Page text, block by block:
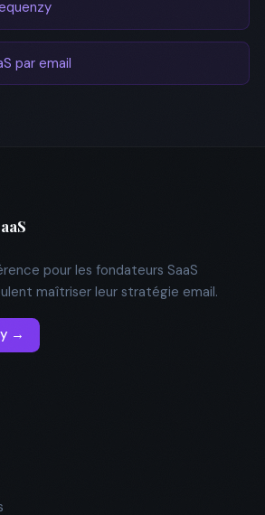
par email
pour les fondateurs SaaS
maîtriser leur stratégie email.
→